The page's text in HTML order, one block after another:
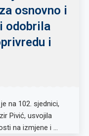
osnovno i
odobrila
i
na 102. sjednici,
Pivić, usvojila
na izmjene i …